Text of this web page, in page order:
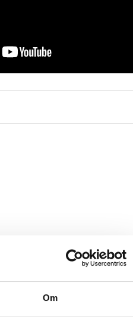
Om